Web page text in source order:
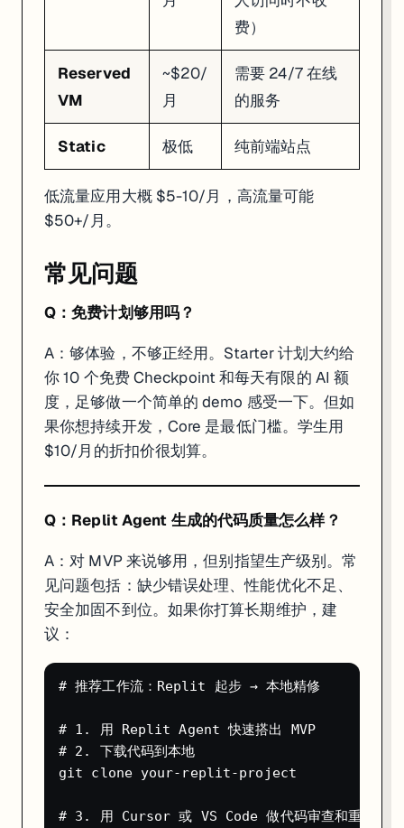
Bolt.new 或 Lovable
费）
Reserved
VM
~$20/
月
需要 24/7 在线
的服务
Static 极低 纯前端站点
低流量应用大概 $5-10/月，高流量可能
$50+/月。
常见问题
Q：免费计划够用吗？
A：够体验，不够正经用。Starter 计划大约给
你 10 个免费 Checkpoint 和每天有限的 AI 额
度，足够做一个简单的 demo 感受一下。但如
果你想持续开发，Core 是最低门槛。学生用
$10/月的折扣价很划算。
Q：Replit Agent 生成的代码质量怎么样？
A：对 MVP 来说够用，但别指望生产级别。常
见问题包括：缺少错误处理、性能优化不足、
安全加固不到位。如果你打算长期维护，建
议：
# 推荐工作流：Replit 起步 → 本地精修
# 1. 用 Replit Agent 快速搭出 MVP
# 2. 下载代码到本地
git clone your-replit-project
# 3. 用 Cursor 或 VS Code 做代码审查和重构